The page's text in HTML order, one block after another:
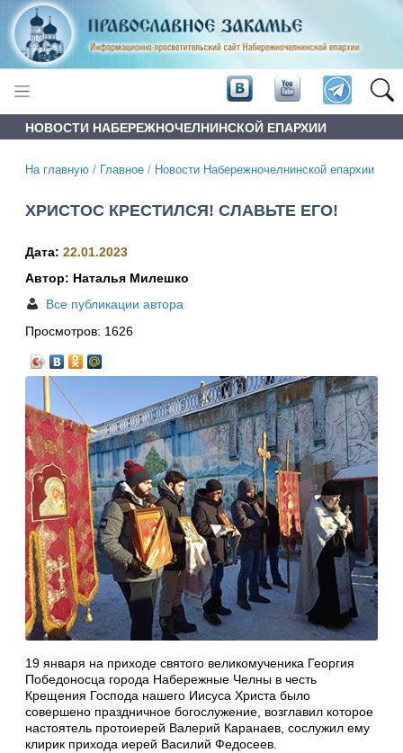
НОВОСТИ НАБЕРЕЖНОЧЕЛНИНСКОЙ ЕПАРХИИ
На главную / Главное / Новости Набережночелнинской епархии
ХРИСТОС КРЕСТИЛСЯ! СЛАВЬТЕ ЕГО!
Дата: 22.01.2023
Автор: Наталья Милешко
Все публикации автора
Просмотров: 1626
19 января на приходе святого великомученика Георгия
Победоносца города Набережные Челны в честь
Крещения Господа нашего Иисуса Христа было
совершено праздничное богослужение, возглавил которое
настоятель протоиерей Валерий Каранаев, сослужил ему
клирик прихода иерей Василий Федосеев.